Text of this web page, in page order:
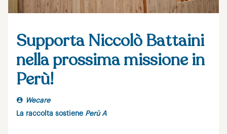
Supporta Niccolò Battaini
nella prossima missione in
Perù!
Wecare
La raccolta sostiene Perù A